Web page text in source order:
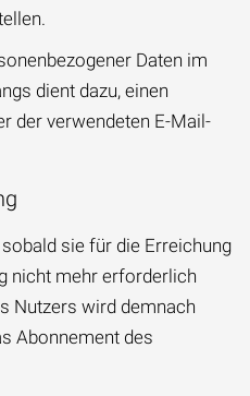
Daten im
dient dazu, einen
der verwendeten E-Mail-
sie für die Erreichung
nicht mehr erforderlich
Nutzers wird demnach
Abonnement des